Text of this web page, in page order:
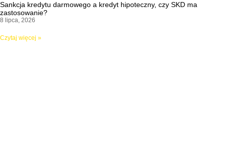
Sankcja kredytu darmowego a kredyt hipoteczny, czy SKD ma
zastosowanie?
8 lipca, 2026
Czytaj więcej »